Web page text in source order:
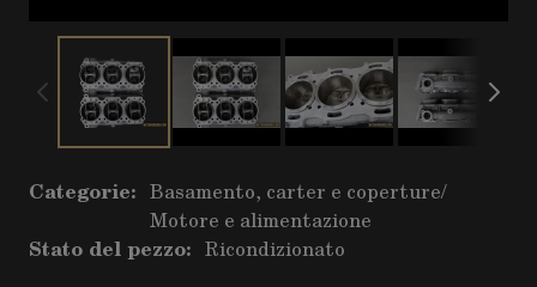
Categorie: Basamento, carter e coperture/
Motore e alimentazione
Stato del pezzo: Ricondizionato